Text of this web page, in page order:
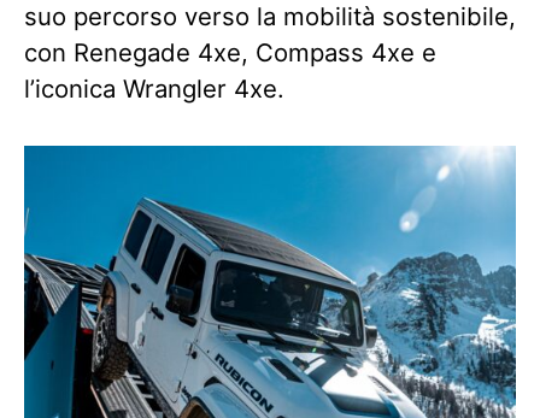
suo percorso verso la mobilità sostenibile,
con Renegade 4xe, Compass 4xe e
l’iconica Wrangler 4xe.